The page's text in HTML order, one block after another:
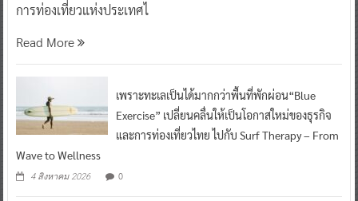
การท่องเที่ยวแห่งประเทศไ
Read More
เพราะทะเลเป็นได้มากกว่าพื้นที่พักผ่อน“Blue
Exercise” เปลี่ยนคลื่นให้เป็นโอกาสใหม่ของธุรกิจ
และการท่องเที่ยวไทย ไปกับ Surf Therapy – From
Wave to Wellness
4 สิงหาคม 2026 0